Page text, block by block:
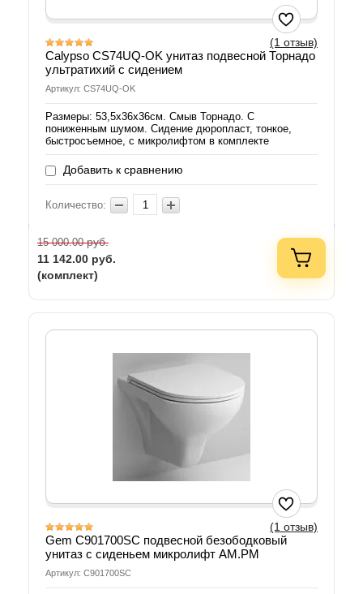
(1 отзыв)
Calypso CS74UQ-OK унитаз подвесной Торнадо
ультратихий с сидением
Артикул: CS74UQ-OK
Размеры: 53,5х36х36см. Смыв Торнадо. С
пониженным шумом. Сидение дюропласт, тонкое,
быстросъемное, с микролифтом в комплекте
Добавить к сравнению
Количество:
15 000.00руб.
11 142.00 руб.
(комплект)
(1 отзыв)
Gem C901700SC подвесной безободковый
унитаз с сиденьем микролифт AM.PM
Артикул: C901700SC